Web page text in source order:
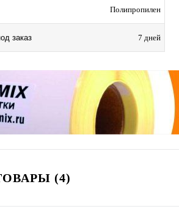
Полипропилен
заказ 7 дней
(4)